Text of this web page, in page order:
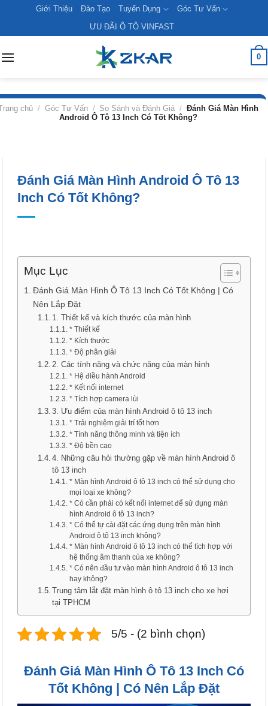
content
Giới Thiệu Đào Tạo Tuyển Dụng
Góc Tư Vấn
ƯU ĐÃI Ô TÔ VINFAST
0
chủ / Góc Tư Vấn / So Sánh và Đánh Giá / Đánh Giá Màn Hình
Android Ô Tô 13 Inch Có Tốt Không?
Đánh Giá Màn Hình Android Ô Tô 13
Inch Có Tốt Không?
Mục Lục
Đánh Giá Màn Hình Ô Tô 13 Inch Có Tốt Không | Có
Nên Lắp Đặt
1. Thiết kế và kích thước của màn hình
* Thiết kế
* Kích thước
* Độ phân giải
2. Các tính năng và chức năng của màn hình
* Hệ điều hành Android
* Kết nối internet
* Tích hợp camera lùi
3. Ưu điểm của màn hình Android ô tô 13 inch
* Trải nghiệm giải trí tốt hơn
* Tính năng thông minh và tiện ích
* Độ bền cao
4. Những câu hỏi thường gặp về màn hình Android ô
tô 13 inch
* Màn hình Android ô tô 13 inch có thể sử dụng cho
mọi loại xe không?
* Có cần phải có kết nối internet để sử dụng màn
hình Android ô tô 13 inch?
* Có thể tự cài đặt các ứng dụng trên màn hình
Android ô tô 13 inch không?
* Màn hình Android ô tô 13 inch có thể tích hợp với
hệ thống âm thanh của xe không?
* Có nên đầu tư vào màn hình Android ô tô 13 inch
hay không?
Trung tâm lắt đặt màn hình ô tô 13 inch cho xe hơi
tại TPHCM
5/5 - (2 bình chọn)
Đánh Giá Màn Hình Ô Tô 13 Inch Có
Tốt Không | Có Nên Lắp Đặt